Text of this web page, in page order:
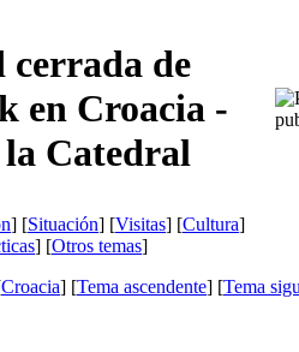
cerrada de
en Croacia -
Catedral
] [Situación] [Visitas] [Cultura]
] [Otros temas]
Croacia] [Tema ascendente] [Tema